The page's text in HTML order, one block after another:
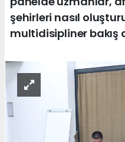
şehirleri nasıl
multidisipliner bakış